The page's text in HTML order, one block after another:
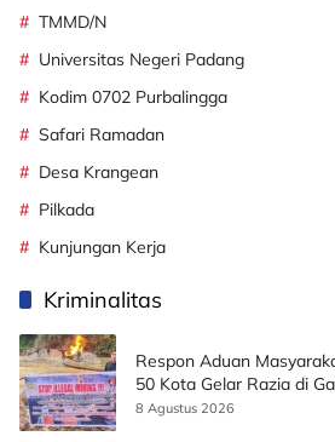
TMMD/N
Universitas Negeri Padang
Kodim 0702 Purbalingga
Safari Ramadan
Desa Krangean
Pilkada
Kunjungan Kerja
Kriminalitas
Respon Aduan
50 Kota Gelar Razia di
8 Agustus 2026